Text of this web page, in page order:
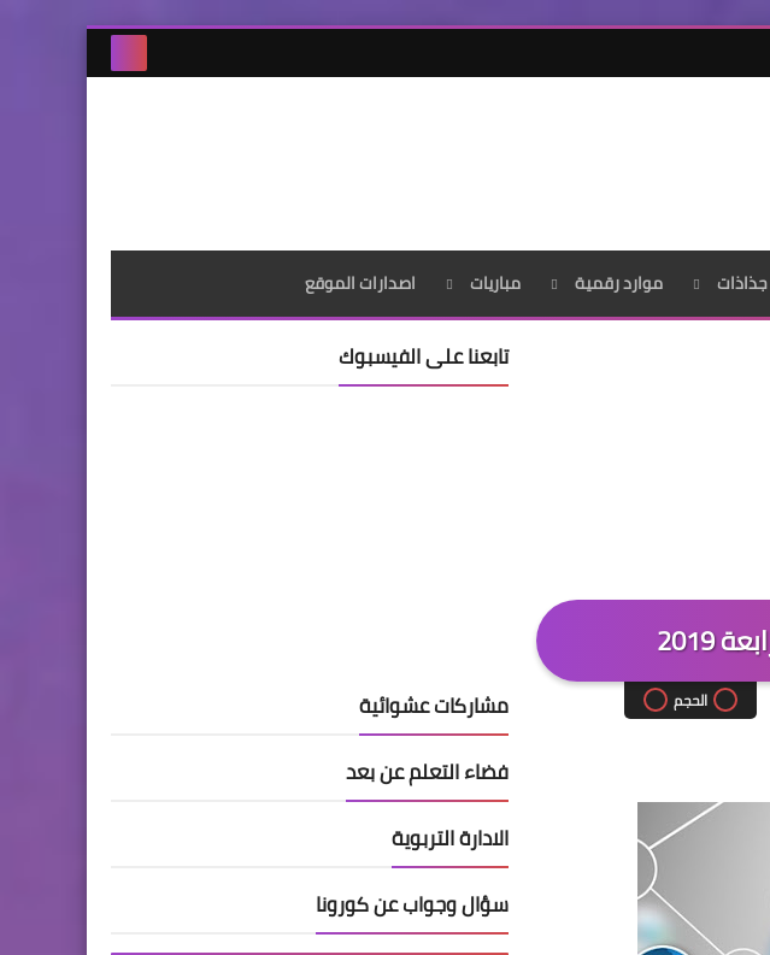
جذاذات موارد رقمية مباريات اصدارات الموقع
2019
الحجم
تابعنا على الفيسبوك
مشاركات عشوائية
فضاء التعلم عن بعد
الادارة التربوية
سؤال وجواب عن كورونا